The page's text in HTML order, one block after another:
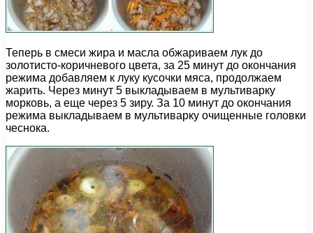
Теперь в смеси жира и масла обжариваем лук до
золотисто-коричневого цвета, за 25 минут до окончания
режима добавляем к луку кусочки мяса, продолжаем
жарить. Через минут 5 выкладываем в мультиварку
морковь, а еще через 5 зиру. За 10 минут до окончания
режима выкладываем в мультиварку очищенные головки
чеснока.